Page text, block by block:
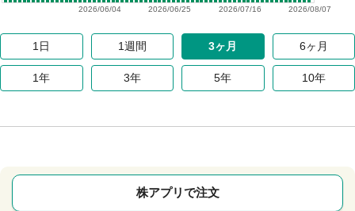
2026/08/07
2026/07/16
2026/06/25
2026/06/04
1日 1週間 3ヶ月 6ヶ月
1年 3年 5年 10年
株アプリで注文